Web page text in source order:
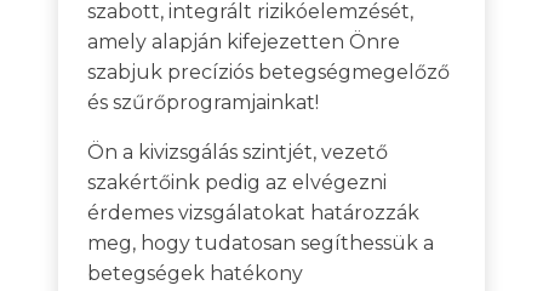
szabott, integrált rizikóelemzését,
amely alapján kifejezetten Önre
szabjuk precíziós betegségmegelőző
és szűrőprogramjainkat!
Ön a kivizsgálás szintjét, vezető
szakértőink pedig az elvégezni
érdemes vizsgálatokat határozzák
meg, hogy tudatosan segíthessük a
betegségek hatékony